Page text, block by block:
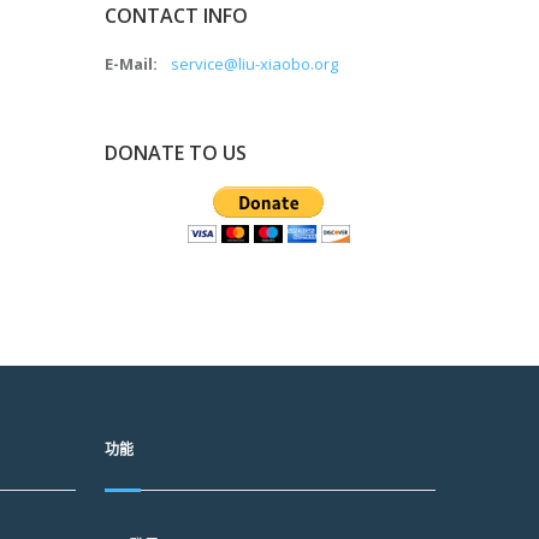
CONTACT INFO
E-Mail: service@liu-xiaobo.org
DONATE TO US
功能